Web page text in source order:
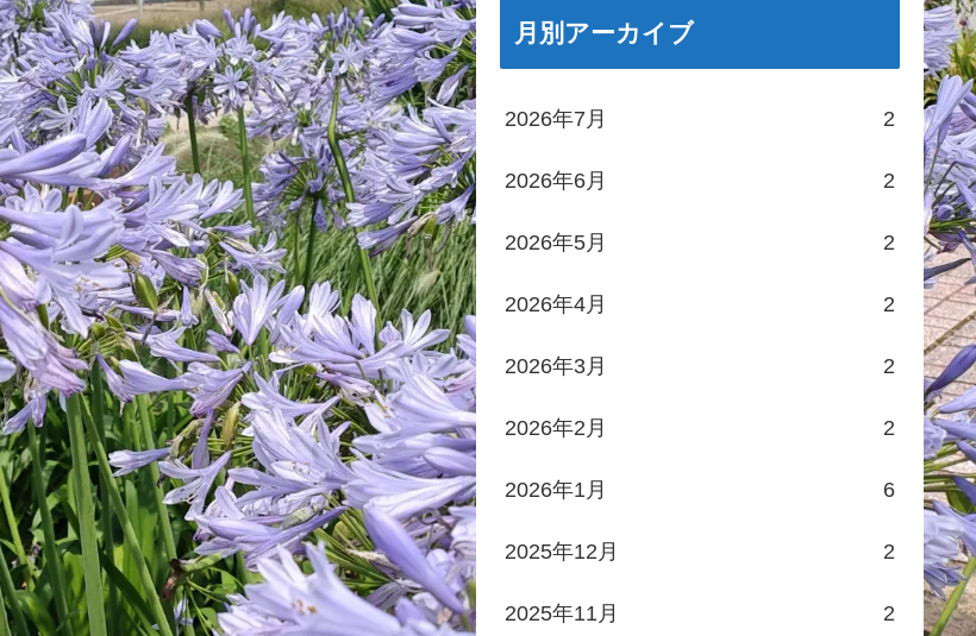
月別アーカイブ
2026年7月 2
2026年6月 2
2026年5月 2
2026年4月 2
2026年3月 2
2026年2月 2
2026年1月 6
2025年12月 2
2025年11月 2